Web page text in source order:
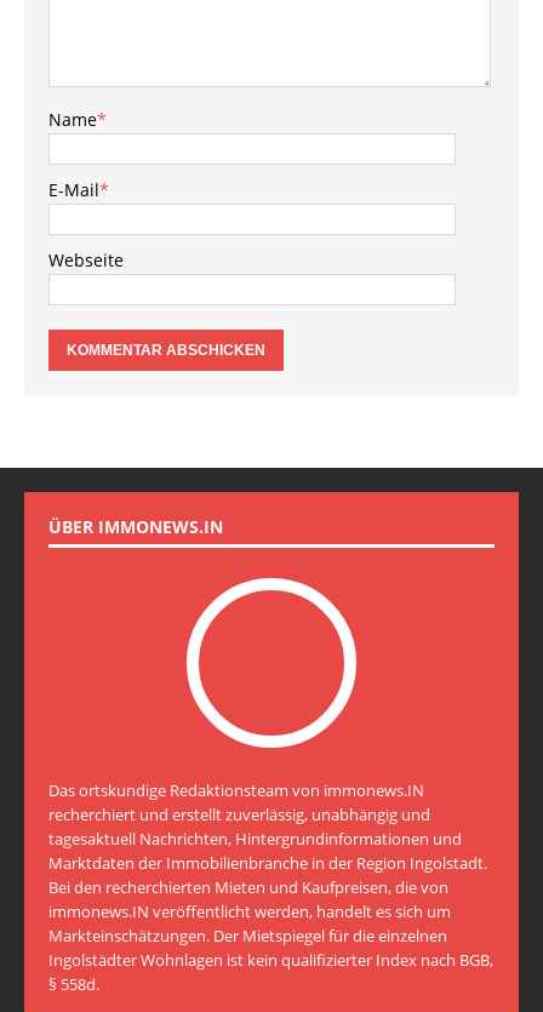
Name*
E-Mail*
Webseite
ÜBER IMMONEWS.IN
Das ortskundige Redaktionsteam von immonews.IN
recherchiert und erstellt zuverlässig, unabhängig und
tagesaktuell Nachrichten, Hintergrundinformationen und
Marktdaten der Immobilienbranche in der Region Ingolstadt.
Bei den recherchierten Mieten und Kaufpreisen, die von
immonews.IN veröffentlicht werden, handelt es sich um
Markteinschätzungen. Der Mietspiegel für die einzelnen
Ingolstädter Wohnlagen ist kein qualifizierter Index nach BGB,
§ 558d.